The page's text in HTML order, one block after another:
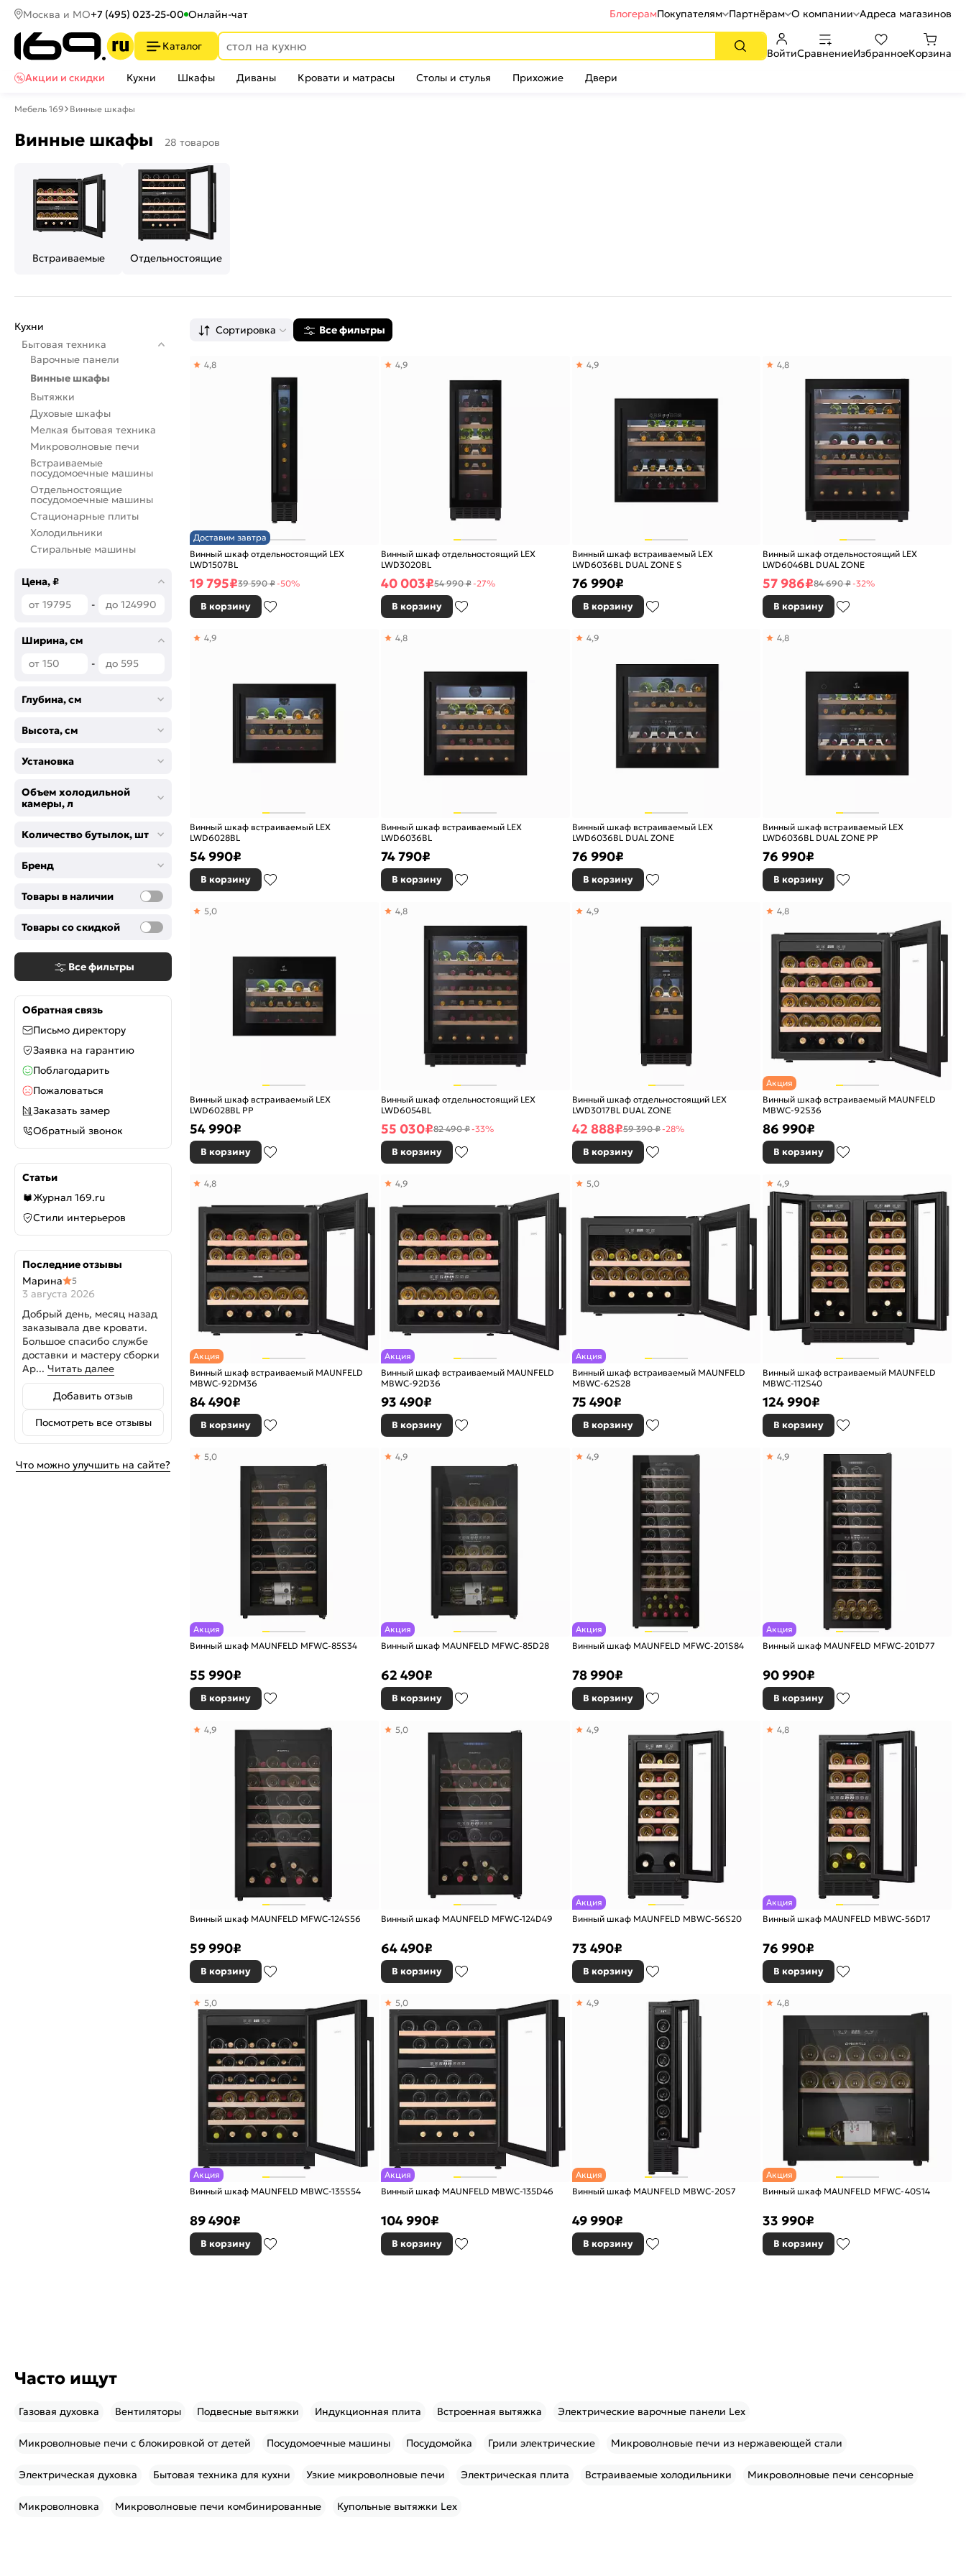
Москва и МО+7 (495) 023-25-00 Онлайн-чат БлогерамПокупателям Партнёрам О компании Адреса магазинов
Каталог
ВойтиСравнениеИзбранноеКорзина
Акции и скидки
Кухни Шкафы Диваны Кровати и матрасы Столы и стулья Прихожие Двери
Мебель 169 Винные шкафы
Винные шкафы 28 товаров
Встраиваемые Отдельностоящие
Кухни
Бытовая техника
Варочные панели
Винные шкафы
Вытяжки
Духовые шкафы
Мелкая бытовая техника
Микроволновые печи
Встраиваемые
посудомоечные машины
Отдельностоящие
посудомоечные машины
Стационарные плиты
Холодильники
Стиральные машины
Цена, ₽
-
Ширина, см
-
Глубина, см
Высота, см
Установка
Объем холодильной
камеры, л
Количество бутылок, шт
Бренд
Товары в наличии
Товары со скидкой
Все фильтры
Обратная связь
Письмо директору
Заявка на гарантию
Поблагодарить
Пожаловаться
Заказать замер
Обратный звонок
Статьи
Журнал 169.ru
Стили интерьеров
Последние отзывы
Марина
5
3 августа 2026
Добрый день, месяц назад
заказывала две кровати.
Большое спасибо службе
доставки и мастеру сборки
Ар... Читать далее
Добавить отзыв
Посмотреть все отзывы
Что можно улучшить на сайте?
Сортировка Все фильтры
Доставим завтра
Винный шкаф отдельностоящий LEX
LWD1507BL
4,8
19 795₽39 590 ₽-50%
В корзину
Винный шкаф отдельностоящий LEX
LWD3020BL
4,9
40 003₽54 990 ₽-27%
В корзину
Винный шкаф встраиваемый LEX
LWD6036BL DUAL ZONE S
4,9
76 990₽
В корзину
Винный шкаф отдельностоящий LEX
LWD6046BL DUAL ZONE
4,8
57 986₽84 690 ₽-32%
В корзину
Винный шкаф встраиваемый LEX
LWD6028BL
4,9
54 990₽
В корзину
Винный шкаф встраиваемый LEX
LWD6036BL
4,8
74 790₽
В корзину
Винный шкаф встраиваемый LEX
LWD6036BL DUAL ZONE
4,9
76 990₽
В корзину
Винный шкаф встраиваемый LEX
LWD6036BL DUAL ZONE PP
4,8
76 990₽
В корзину
Винный шкаф встраиваемый LEX
LWD6028BL PP
5,0
54 990₽
В корзину
Винный шкаф отдельностоящий LEX
LWD6054BL
4,8
55 030₽82 490 ₽-33%
В корзину
Винный шкаф отдельностоящий LEX
LWD3017BL DUAL ZONE
4,9
42 888₽59 390 ₽-28%
В корзину
Акция
Винный шкаф встраиваемый MAUNFELD
MBWC-92S36
4,8
86 990₽
В корзину
Акция
Винный шкаф встраиваемый MAUNFELD
MBWC-92DM36
4,8
84 490₽
В корзину
Акция
Винный шкаф встраиваемый MAUNFELD
MBWC-92D36
4,9
93 490₽
В корзину
Акция
Винный шкаф встраиваемый MAUNFELD
MBWC-62S28
5,0
75 490₽
В корзину
Винный шкаф встраиваемый MAUNFELD
MBWC-112S40
4,9
124 990₽
В корзину
Акция
Винный шкаф MAUNFELD MFWC-85S34
5,0
55 990₽
В корзину
Акция
Винный шкаф MAUNFELD MFWC-85D28
4,9
62 490₽
В корзину
Акция
Винный шкаф MAUNFELD MFWC-201S84
4,9
78 990₽
В корзину
Акция
Винный шкаф MAUNFELD MFWC-201D77
4,9
90 990₽
В корзину
Винный шкаф MAUNFELD MFWC-124S56
4,9
59 990₽
В корзину
Винный шкаф MAUNFELD MFWC-124D49
5,0
64 490₽
В корзину
Акция
Винный шкаф MAUNFELD MBWC-56S20
4,9
73 490₽
В корзину
Акция
Винный шкаф MAUNFELD MBWC-56D17
4,8
76 990₽
В корзину
Акция
Винный шкаф MAUNFELD MBWC-135S54
5,0
89 490₽
В корзину
Акция
Винный шкаф MAUNFELD MBWC-135D46
5,0
104 990₽
В корзину
Акция
Винный шкаф MAUNFELD MBWC-20S7
4,9
49 990₽
В корзину
Акция
Винный шкаф MAUNFELD MFWC-40S14
4,8
33 990₽
В корзину
Часто ищут
Газовая духовка Вентиляторы Подвесные вытяжки Индукционная плита Встроенная вытяжка Электрические варочные панели Lex
Микроволновые печи с блокировкой от детей Посудомоечные машины Посудомойка Грили электрические Микроволновые печи из нержавеющей стали
Электрическая духовка Бытовая техника для кухни Узкие микроволновые печи Электрическая плита Встраиваемые холодильники Микроволновые печи сенсорные
Микроволновка Микроволновые печи комбинированные Купольные вытяжки Lex